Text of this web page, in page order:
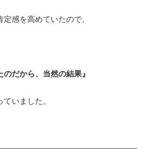
感を高めていたので、
のだから、当然の結果』
いました。